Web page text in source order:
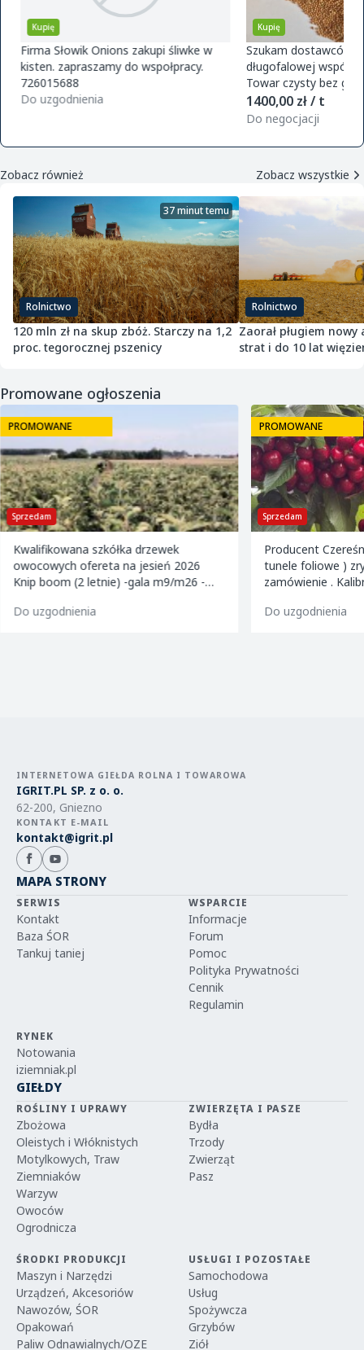
Kupię
Firma Słowik Onions zakupi śliwke w
kisten. zapraszamy do wspołpracy.
726015688
Do uzgodnienia
Kupię
Szukam dostawców
długofalowej
Towar czysty bez
magazynu w Polsce.
zamówie
1400,00 zł / t
Do negocjacji
Zobacz również Zobacz wszystkie
Rolnictwo
37 minut temu
120 mln zł na skup zbóż. Starczy na 1,2
proc. tegorocznej pszenicy
Rolnictwo
Zaorał pługiem nowy
strat i do 10 lat
Promowane ogłoszenia
Sprzedam
PROMOWANE
Kwalifikowana szkółka drzewek
owocowych ofereta na jesień 2026
Knip boom (2 letnie) -gala m9/m26 -
m9 -paulared m9/m2
Do uzgodnienia
Sprzedam
PROMOWANE
Producent
tunele foliowe )
zamówienie . Kalibrowane , chłodzone i
Do uzgodnienia
INTERNETOWA GIEŁDA ROLNA I TOWAROWA
IGRIT.PL SP. z o. o.
62-200, Gniezno
KONTAKT E-MAIL
kontakt@igrit.pl
MAPA STRONY
SERWIS
Kontakt
Baza ŚOR
Tankuj taniej
WSPARCIE
Informacje
Forum
Pomoc
Polityka Prywatności
Cennik
Regulamin
RYNEK
Notowania
iziemniak.pl
GIEŁDY
ROŚLINY I UPRAWY
Zbożowa
Oleistych i Włóknistych
Motylkowych, Traw
Ziemniaków
Warzyw
Owoców
Ogrodnicza
ZWIERZĘTA I PASZE
Bydła
Trzody
Zwierząt
Pasz
ŚRODKI PRODUKCJI
Maszyn i Narzędzi
Urządzeń, Akcesoriów
Nawozów, ŚOR
Opakowań
Paliw Odnawialnych/OZE
USŁUGI I POZOSTAŁE
Samochodowa
Usług
Spożywcza
Grzybów
Ziół